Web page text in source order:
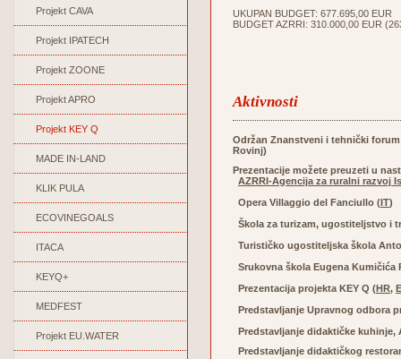
Projekt CAVA
Projekt IPATECH
Projekt ZOONE
Projekt APRO
Projekt KEY Q
MADE IN-LAND
KLIK PULA
ECOVINEGOALS
ITACA
KEYQ+
MEDFEST
Projekt EU.WATER
UKUPAN BUDGET: 677.695,00 EUR
BUDGET AZRRI: 310.000,00 EUR
Aktivnosti
Održan Znanstveni i tehnički
Rovinj)
Prezentacije možete preuzeti u
AZRRI-Agencija za ruralni razvoj
Opera Villaggio del Fanciullo (IT)
Škola za turizam, ugostiteljstvo i
Turističko ugostiteljska škola
Srukovna škola Eugena Kumičića
Prezentacija projekta KEY Q (HR,
Predstavljanje Upravnog odbora
Predstavljanje didaktičke kuhinje,
Predstavljanje didaktičkog